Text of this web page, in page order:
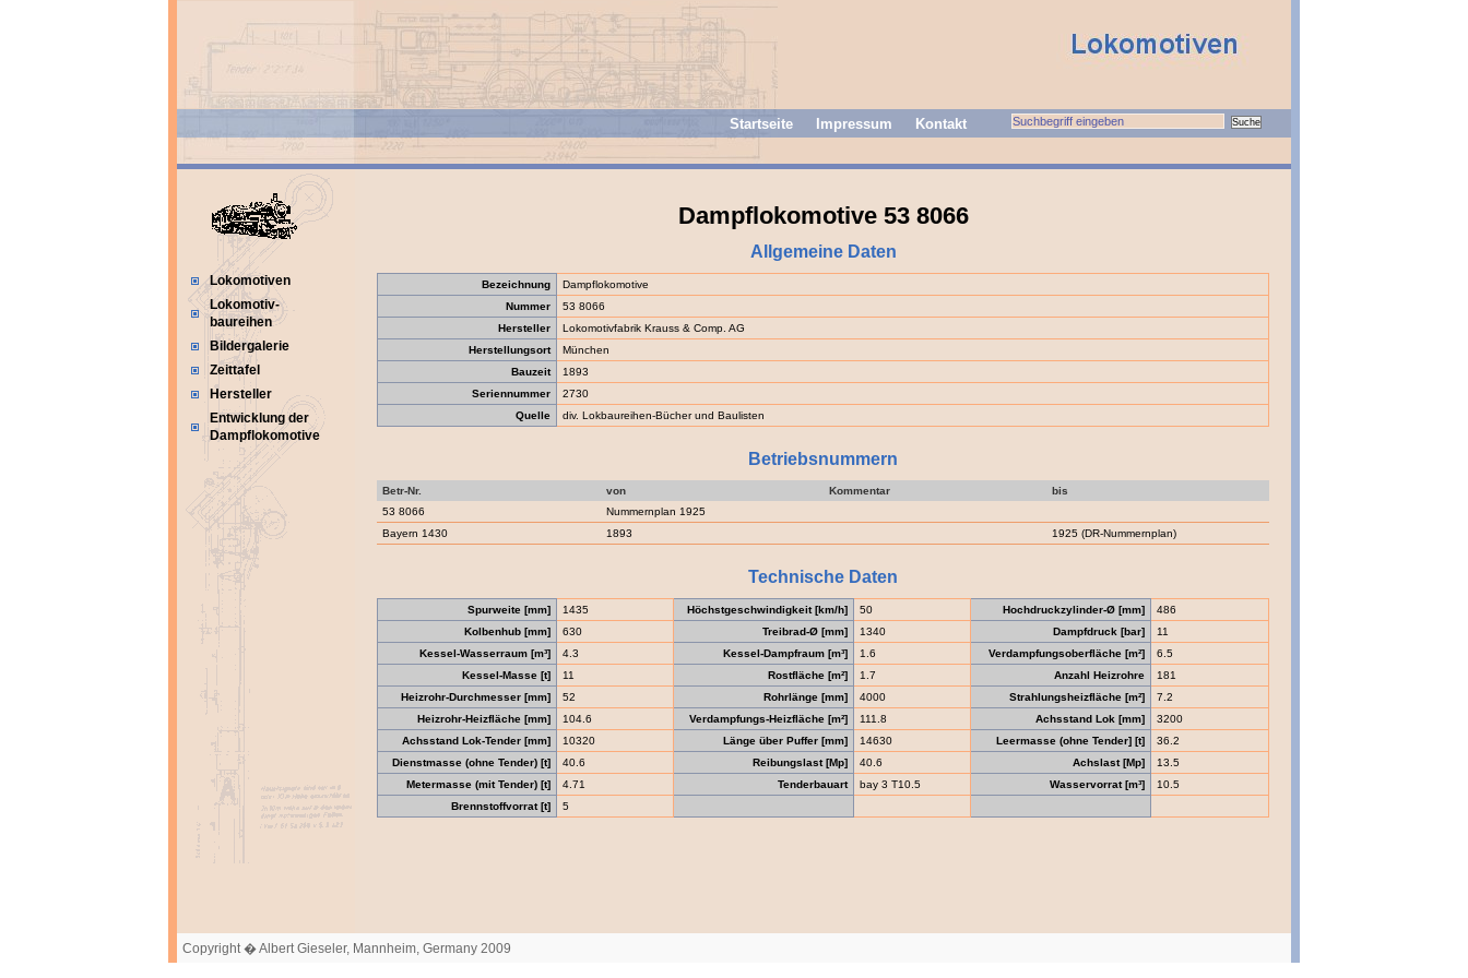
Startseite Impressum Kontakt
Lokomotiven
Lokomotiv-
baureihen
Bildergalerie
Zeittafel
Hersteller
Entwicklung der
Dampflokomotive
Dampflokomotive 53 8066
Allgemeine Daten
Bezeichnung
Dampflokomotive
Nummer
53 8066
Hersteller
Lokomotivfabrik Krauss & Comp. AG
Herstellungsort
München
Bauzeit
1893
Seriennummer
2730
Quelle
div. Lokbaureihen-Bücher und Baulisten
Betriebsnummern
Betr-Nr. von Kommentar
bis
53 8066
Nummernplan 1925
Bayern 1430
1893 1925 (DR-Nummernplan)
Technische Daten
Spurweite [mm] 1435 Höchstgeschwindigkeit [km/h] 50 Hochdruckzylinder-Ø [mm]
486
Kolbenhub [mm]
630 Treibrad-Ø [mm] 1340 Dampfdruck [bar]
11
Kessel-Wasserraum [m³]
4.3 Kessel-Dampfraum [m³] 1.6 Verdampfungsoberfläche [m²]
6.5
Kessel-Masse [t]
11 Rostfläche [m²] 1.7 Anzahl Heizrohre
181
Heizrohr-Durchmesser [mm]
52 Rohrlänge [mm] 4000 Strahlungsheizfläche [m²]
7.2
Heizrohr-Heizfläche [mm]
104.6 Verdampfungs-Heizfläche [m²] 111.8 Achsstand Lok [mm]
3200
Achsstand Lok-Tender [mm]
10320 Länge über Puffer [mm] 14630 Leermasse (ohne Tender] [t]
36.2
Dienstmasse (ohne Tender) [t]
40.6 Reibungslast [Mp] 40.6 Achslast [Mp]
13.5
Metermasse (mit Tender) [t]
4.71 Tenderbauart bay 3 T10.5 Wasservorrat [m³]
10.5
Brennstoffvorrat [t]
5
Copyright � Albert Gieseler, Mannheim, Germany 2009